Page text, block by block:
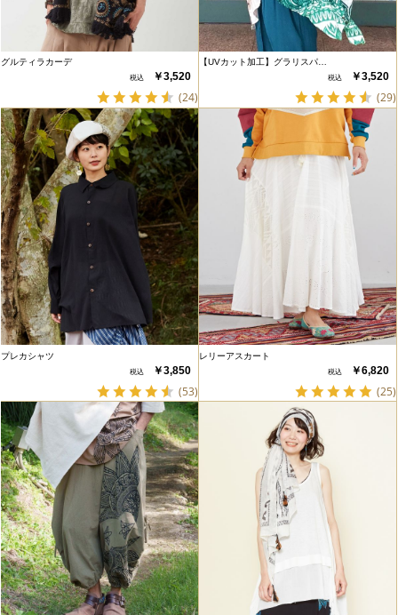
グルティラカーデ
￥3,520
(24)
【UVカット加工】グラリスパ…
￥3,520
(29)
プレカシャツ
￥3,850
(53)
レリーアスカート
￥6,820
(25)